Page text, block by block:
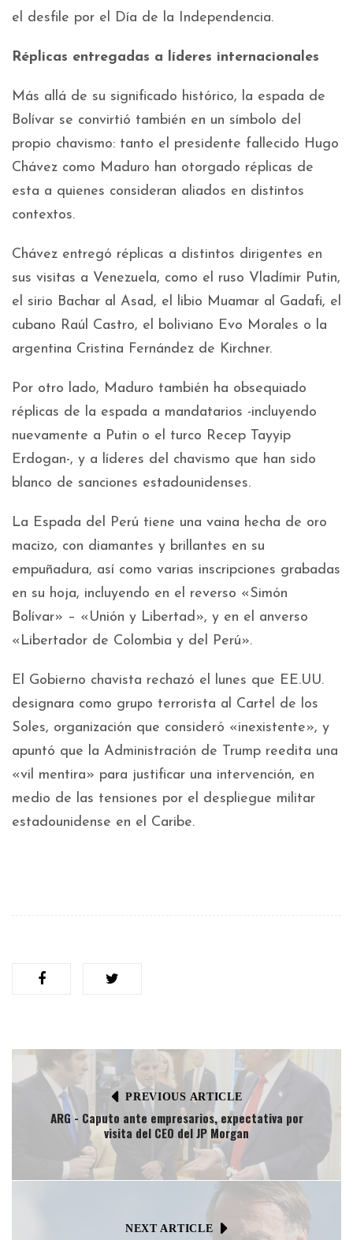
el desfile por el Día de la Independencia.
Réplicas entregadas a líderes internacionales
Más allá de su significado histórico, la espada de
Bolívar se convirtió también en un símbolo del
propio chavismo: tanto el presidente fallecido Hugo
Chávez como Maduro han otorgado réplicas de
esta a quienes consideran aliados en distintos
contextos.
Chávez entregó réplicas a distintos dirigentes en
sus visitas a Venezuela, como el ruso Vladímir Putin,
el sirio Bachar al Asad, el libio Muamar al Gadafi, el
cubano Raúl Castro, el boliviano Evo Morales o la
argentina Cristina Fernández de Kirchner.
Por otro lado, Maduro también ha obsequiado
réplicas de la espada a mandatarios -incluyendo
nuevamente a Putin o el turco Recep Tayyip
Erdogan-, y a líderes del chavismo que han sido
blanco de sanciones estadounidenses.
La Espada del Perú tiene una vaina hecha de oro
macizo, con diamantes y brillantes en su
empuñadura, así como varias inscripciones grabadas
en su hoja, incluyendo en el reverso «Simón
Bolívar» – «Unión y Libertad», y en el anverso
«Libertador de Colombia y del Perú».
El Gobierno chavista rechazó el lunes que EE.UU.
designara como grupo terrorista al Cartel de los
Soles, organización que consideró «inexistente», y
apuntó que la Administración de Trump reedita una
«vil mentira» para justificar una intervención, en
medio de las tensiones por el despliegue militar
estadounidense en el Caribe.
PREVIOUS ARTICLE
ARG - Caputo ante empresarios, expectativa por
visita del CEO del JP Morgan
NEXT ARTICLE